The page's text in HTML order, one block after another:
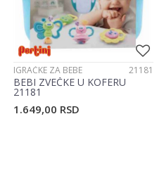
IGRAČKE ZA BEBE 21181
BEBI ZVEČKE U KOFERU
21181
1.649,00 RSD